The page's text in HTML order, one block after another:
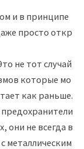
и в принципе
просто откр
не тот случай
которые мо
как раньше.
предохранители
, они не всегда в
с металлическим